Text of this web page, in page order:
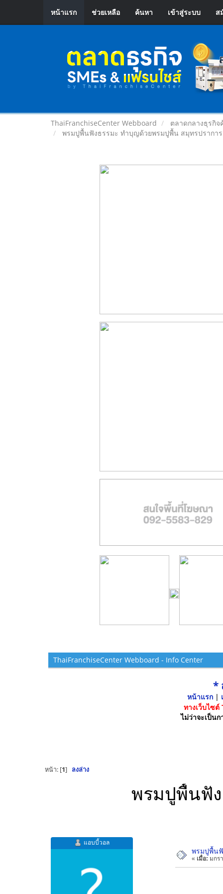
หน้าแรก ช่วยเหลือ ค้นหา เข้าสู่ระบบ ส
ThaiFranchiseCenter Webboard
ตลาดกลางธุรกิ
พรมปูพื้นฟังธรรมะ ทำบุญด้วยพรมปูพื้น สมุทรปราการ
ThaiFranchiseCenter Webboard - Info Center
*
หน้าแรก|
ทางเว็บไซ
ไม่ว่าจะเป็น
หน้า: [1] ลงล่าง
พรมปูพื้นฟั
แอบบี้วอล
พรมปูพื้น
« เมื่อ: มกร